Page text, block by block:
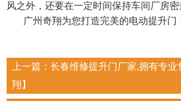
风之外，还要在一定时间保持车间厂房密
广州奇翔为您打造完美的电动提升门
上一篇： 长春维修提升门厂家,拥有专业
翔】